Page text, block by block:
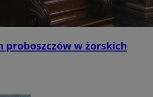
proboszczów w żorskich